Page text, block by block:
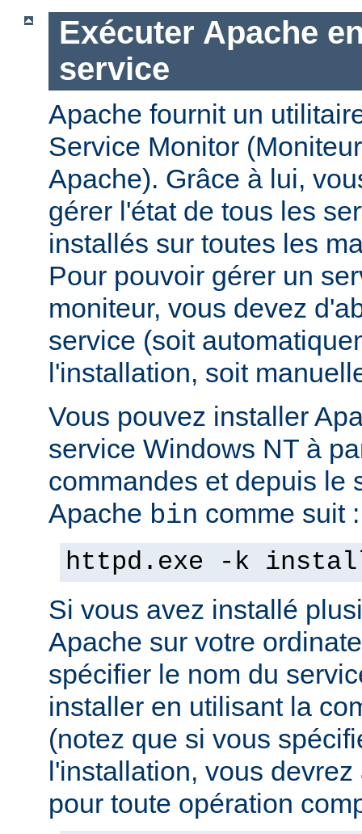
Exécuter Apache
service
Apache fournit un
Service Monitor
Apache). Grâce à lui,
gérer l'état de tous les
installés sur toutes les
Pour pouvoir gérer un
moniteur, vous devez
service (soit
l'installation, soit
Vous pouvez installer
service Windows NT à
commandes et depuis le
Apache bin comme suit :
httpd.exe -k
Si vous avez installé
Apache sur votre
spécifier le nom du
installer en utilisant la
(notez que si vous
l'installation, vous
pour toute opération